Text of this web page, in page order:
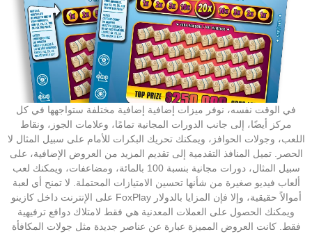
في الوقت نفسه، نوفر ميزات إضافية إضافية مختلفة ستواجهها في كل
مركز أيضًا، إلى جانب الدورات المجانية تمامًا، وعلامات الجوز، ونقاط
اللعب، وجولات الحوافز، ويمكنك تحريك البكرات للأمام على سبيل المثال لا
الحصر. تميل المنافذ التقدمية إلى تقديم المزيد من العروض الإضافية، على
سبيل المثال، دورات مجانية بنسبة 100 بالمائة، ومضاعفات، ويمكنك لعب
ألعاب فيديو صغيرة من شأنها تحسين الامتيازات المحتملة. لا تمنح أي لعبة
على الإنترنت داخل كازينو FoxPlay أموالاً حقيقية، وإلا فإن المزايا بالدولار
ويمكنك الحصول على العملات المعدنية هي فقط لامتلاك دوافع ترفيهية
فقط. كانت العروض المميزة عبارة عن عناصر جديدة مثل جولات المكافأة